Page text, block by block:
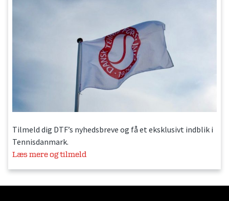
Tilmeld dig DTF’s nyhedsbreve og få et eksklusivt indblik i
Tennisdanmark.
Læs mere og tilmeld